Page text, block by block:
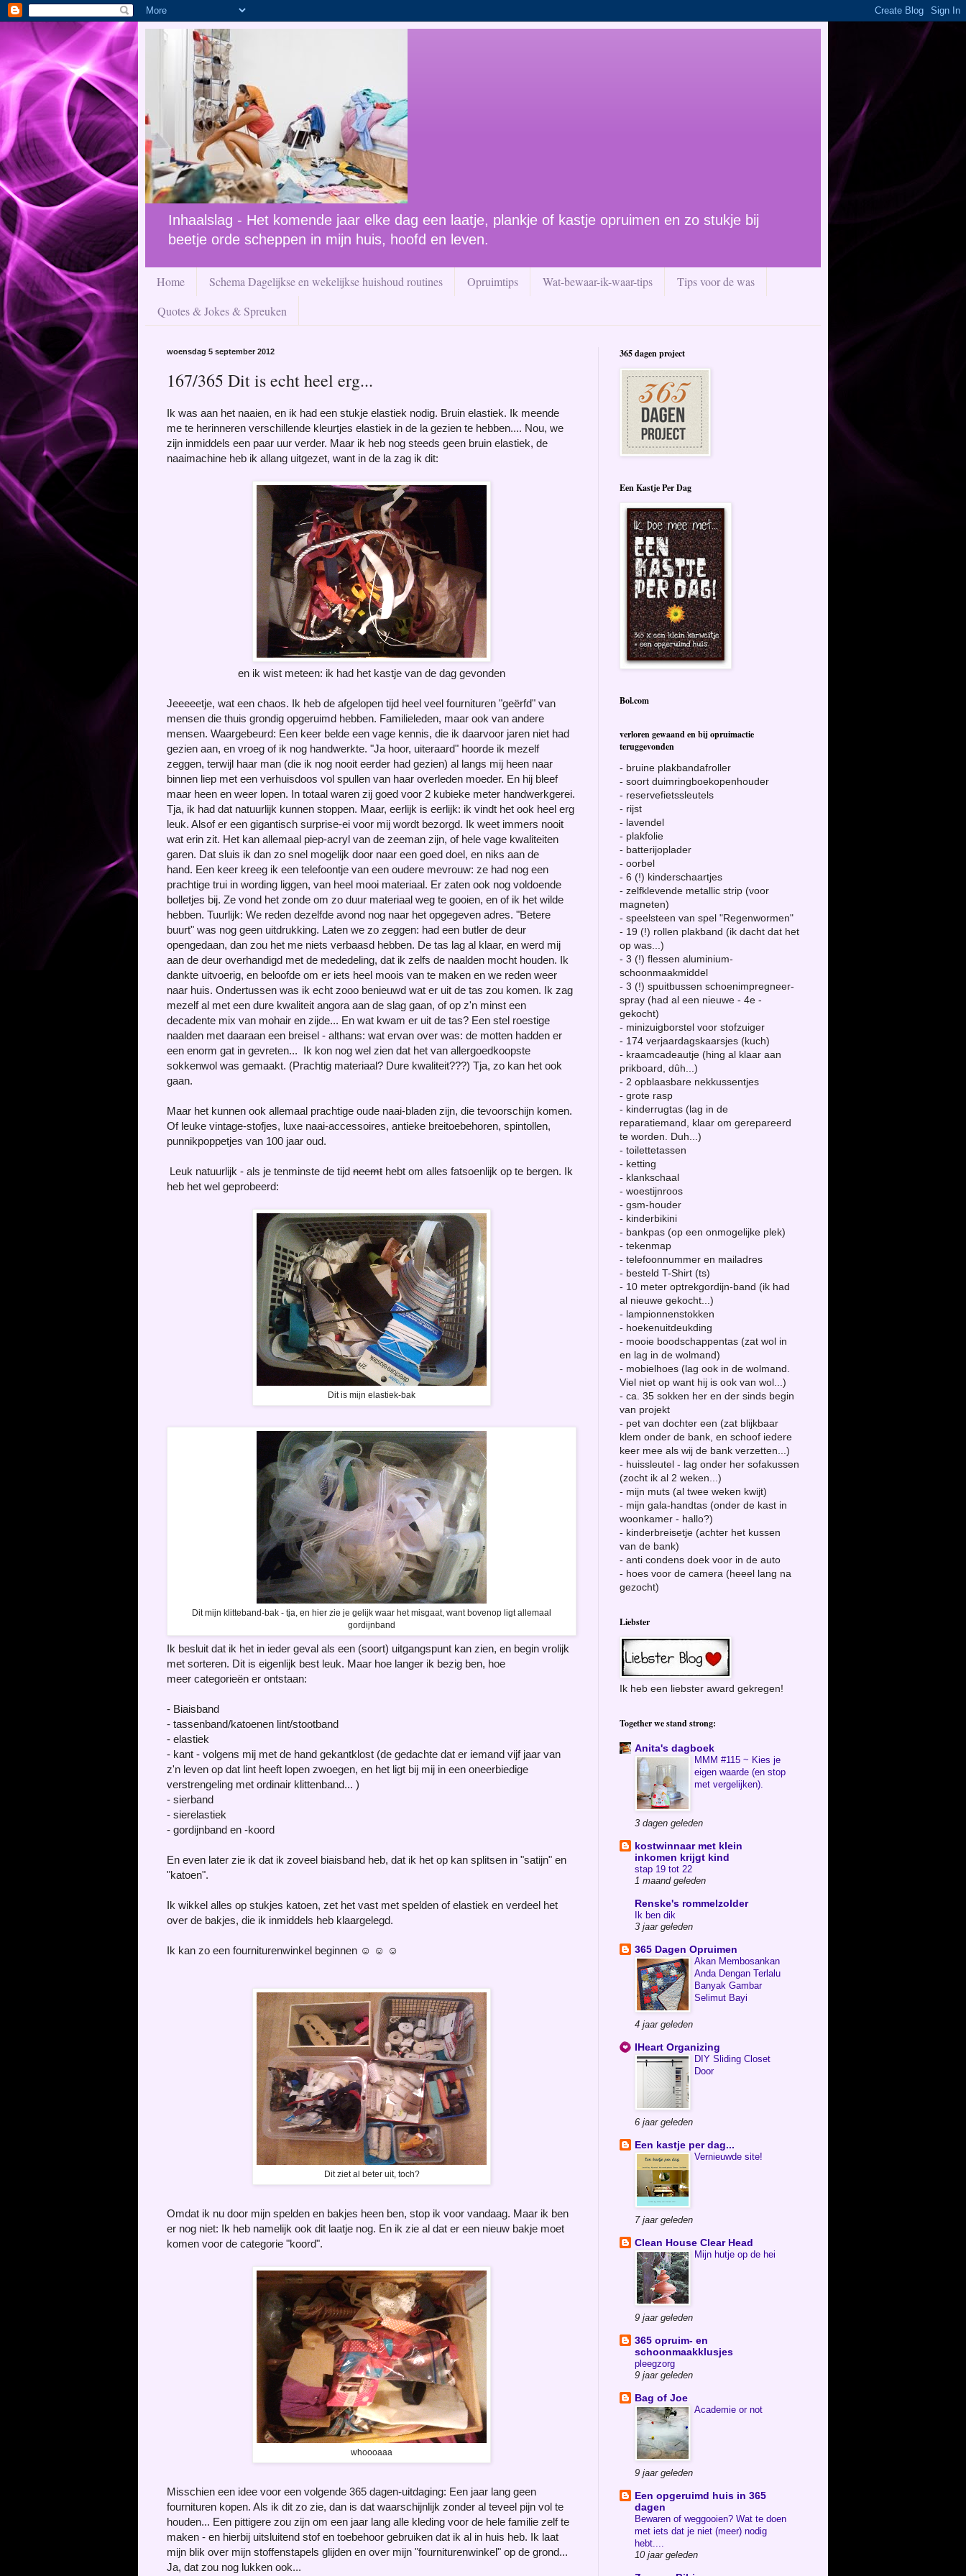
Inhaalslag - Het komende jaar elke dag een laatje, plankje of kastje opruimen en zo stukje bij
beetje orde scheppen in mijn huis, hoofd en leven.
Home Schema Dagelijkse en wekelijkse huishoud routines Opruimtips Wat-bewaar-ik-waar-tips
Tips voor de was
Quotes & Jokes & Spreuken
woensdag 5 september 2012
167/365 Dit is echt heel erg...
Ik was aan het naaien, en ik had een stukje elastiek nodig. Bruin elastiek. Ik meende
me te herinneren verschillende kleurtjes elastiek in de la gezien te hebben.... Nou, we
zijn inmiddels een paar uur verder. Maar ik heb nog steeds geen bruin elastiek, de
naaimachine heb ik allang uitgezet, want in de la zag ik dit:
en ik wist meteen: ik had het kastje van de dag gevonden
Jeeeeetje, wat een chaos. Ik heb de afgelopen tijd heel veel fournituren "geërfd" van
mensen die thuis grondig opgeruimd hebben. Familieleden, maar ook van andere
mensen. Waargebeurd: Een keer belde een vage kennis, die ik daarvoor jaren niet had
gezien aan, en vroeg of ik nog handwerkte. "Ja hoor, uiteraard" hoorde ik mezelf
zeggen, terwijl haar man (die ik nog nooit eerder had gezien) al langs mij heen naar
binnen liep met een verhuisdoos vol spullen van haar overleden moeder. En hij bleef
maar heen en weer lopen. In totaal waren zij goed voor 2 kubieke meter handwerkgerei.
Tja, ik had dat natuurlijk kunnen stoppen. Maar, eerlijk is eerlijk: ik vindt het ook heel erg
leuk. Alsof er een gigantisch surprise-ei voor mij wordt bezorgd. Ik weet immers nooit
wat erin zit. Het kan allemaal piep-acryl van de zeeman zijn, of hele vage kwaliteiten
garen. Dat sluis ik dan zo snel mogelijk door naar een goed doel, en niks aan de
hand. Een keer kreeg ik een telefoontje van een oudere mevrouw: ze had nog een
prachtige trui in wording liggen, van heel mooi materiaal. Er zaten ook nog voldoende
bolletjes bij. Ze vond het zonde om zo duur materiaal weg te gooien, en of ik het wilde
hebben. Tuurlijk: We reden dezelfde avond nog naar het opgegeven adres. "Betere
buurt" was nog geen uitdrukking. Laten we zo zeggen: had een butler de deur
opengedaan, dan zou het me niets verbaasd hebben. De tas lag al klaar, en werd mij
aan de deur overhandigd met de mededeling, dat ik zelfs de naalden mocht houden. Ik
dankte uitvoerig, en beloofde om er iets heel moois van te maken en we reden weer
naar huis. Ondertussen was ik echt zooo benieuwd wat er uit de tas zou komen. Ik zag
mezelf al met een dure kwaliteit angora aan de slag gaan, of op z'n minst een
decadente mix van mohair en zijde... En wat kwam er uit de tas? Een stel roestige
naalden met daaraan een breisel - althans: wat ervan over was: de motten hadden er
een enorm gat in gevreten... Ik kon nog wel zien dat het van allergoedkoopste
sokkenwol was gemaakt. (Prachtig materiaal? Dure kwaliteit???) Tja, zo kan het ook
gaan.
Maar het kunnen ook allemaal prachtige oude naai-bladen zijn, die tevoorschijn komen.
Of leuke vintage-stofjes, luxe naai-accessoires, antieke breitoebehoren, spintollen,
punnikpoppetjes van 100 jaar oud.
Leuk natuurlijk - als je tenminste de tijd neemt hebt om alles fatsoenlijk op te bergen. Ik
heb het wel geprobeerd:
Dit is mijn elastiek-bak
Dit mijn klitteband-bak - tja, en hier zie je gelijk waar het misgaat, want bovenop ligt allemaal
gordijnband
Ik besluit dat ik het in ieder geval als een (soort) uitgangspunt kan zien, en begin vrolijk
met sorteren. Dit is eigenlijk best leuk. Maar hoe langer ik bezig ben, hoe
meer categorieën er ontstaan:
- Biaisband
- tassenband/katoenen lint/stootband
- elastiek
- kant - volgens mij met de hand gekantklost (de gedachte dat er iemand vijf jaar van
z'n leven op dat lint heeft lopen zwoegen, en het ligt bij mij in een oneerbiedige
verstrengeling met ordinair klittenband... )
- sierband
- sierelastiek
- gordijnband en -koord
En even later zie ik dat ik zoveel biaisband heb, dat ik het op kan splitsen in "satijn" en
"katoen".
Ik wikkel alles op stukjes katoen, zet het vast met spelden of elastiek en verdeel het
over de bakjes, die ik inmiddels heb klaargelegd.
Ik kan zo een fourniturenwinkel beginnen ☺ ☺ ☺
Dit ziet al beter uit, toch?
Omdat ik nu door mijn spelden en bakjes heen ben, stop ik voor vandaag. Maar ik ben
er nog niet: Ik heb namelijk ook dit laatje nog. En ik zie al dat er een nieuw bakje moet
komen voor de categorie "koord".
whoooaaa
Misschien een idee voor een volgende 365 dagen-uitdaging: Een jaar lang geen
fournituren kopen. Als ik dit zo zie, dan is dat waarschijnlijk zonder al teveel pijn vol te
houden... Een pittigere zou zijn om een jaar lang alle kleding voor de hele familie zelf te
maken - en hierbij uitsluitend stof en toebehoor gebruiken dat ik al in huis heb. Ik laat
mijn blik over mijn stoffenstapels glijden en over mijn "fourniturenwinkel" op de grond...
Ja, dat zou nog lukken ook...
365 dagen project
Een Kastje Per Dag
Bol.com
verloren gewaand en bij opruimactie
teruggevonden
- bruine plakbandafroller
- soort duimringboekopenhouder
- reservefietssleutels
- rijst
- lavendel
- plakfolie
- batterijoplader
- oorbel
- 6 (!) kinderschaartjes
- zelfklevende metallic strip (voor
magneten)
- speelsteen van spel "Regenwormen"
- 19 (!) rollen plakband (ik dacht dat het
op was...)
- 3 (!) flessen aluminium-
schoonmaakmiddel
- 3 (!) spuitbussen schoenimpregneer-
spray (had al een nieuwe - 4e -
gekocht)
- minizuigborstel voor stofzuiger
- 174 verjaardagskaarsjes (kuch)
- kraamcadeautje (hing al klaar aan
prikboard, dûh...)
- 2 opblaasbare nekkussentjes
- grote rasp
- kinderrugtas (lag in de
reparatiemand, klaar om gerepareerd
te worden. Duh...)
- toilettetassen
- ketting
- klankschaal
- woestijnroos
- gsm-houder
- kinderbikini
- bankpas (op een onmogelijke plek)
- tekenmap
- telefoonnummer en mailadres
- besteld T-Shirt (ts)
- 10 meter optrekgordijn-band (ik had
al nieuwe gekocht...)
- lampionnenstokken
- hoekenuitdeukding
- mooie boodschappentas (zat wol in
en lag in de wolmand)
- mobielhoes (lag ook in de wolmand.
Viel niet op want hij is ook van wol...)
- ca. 35 sokken her en der sinds begin
van projekt
- pet van dochter een (zat blijkbaar
klem onder de bank, en schoof iedere
keer mee als wij de bank verzetten...)
- huissleutel - lag onder her sofakussen
(zocht ik al 2 weken...)
- mijn muts (al twee weken kwijt)
- mijn gala-handtas (onder de kast in
woonkamer - hallo?)
- kinderbreisetje (achter het kussen
van de bank)
- anti condens doek voor in de auto
- hoes voor de camera (heeel lang na
gezocht)
Liebster
Ik heb een liebster award gekregen!
Together we stand strong:
Anita's dagboek
MMM #115 ~ Kies je
eigen waarde (en stop
met vergelijken).
3 dagen geleden
kostwinnaar met klein
inkomen krijgt kind
stap 19 tot 22
1 maand geleden
Renske's rommelzolder
Ik ben dik
3 jaar geleden
365 Dagen Opruimen
Akan Membosankan
Anda Dengan Terlalu
Banyak Gambar
Selimut Bayi
4 jaar geleden
IHeart Organizing
DIY Sliding Closet
Door
6 jaar geleden
Een kastje per dag...
Vernieuwde site!
7 jaar geleden
Clean House Clear Head
Mijn hutje op de hei
9 jaar geleden
365 opruim- en
schoonmaakklusjes
pleegzorg
9 jaar geleden
Bag of Joe
Academie or not
9 jaar geleden
Een opgeruimd huis in 365
dagen
Bewaren of weggooien? Wat te doen
met iets dat je niet (meer) nodig
hebt....
10 jaar geleden